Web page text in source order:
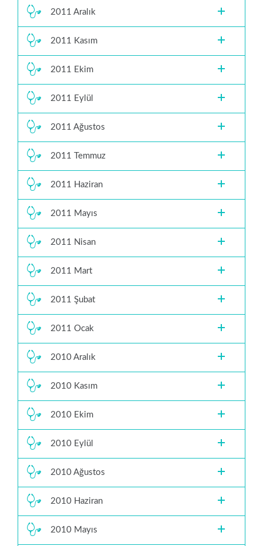
2011 Aralık
2011 Kasım
2011 Ekim
2011 Eylül
2011 Ağustos
2011 Temmuz
2011 Haziran
2011 Mayıs
2011 Nisan
2011 Mart
2011 Şubat
2011 Ocak
2010 Aralık
2010 Kasım
2010 Ekim
2010 Eylül
2010 Ağustos
2010 Haziran
2010 Mayıs